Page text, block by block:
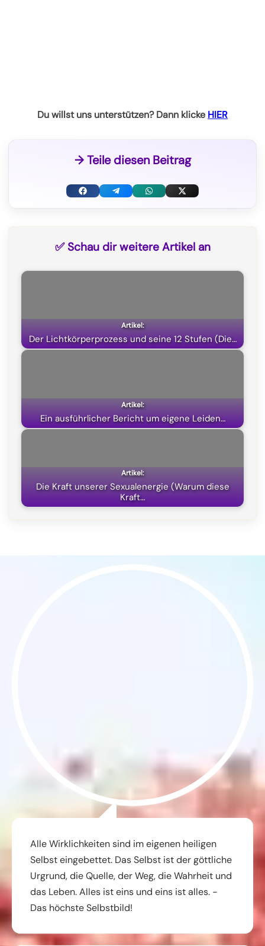
Du willst uns unterstützen? Dann klicke HIER
→ Teile diesen Beitrag
F
o
k
T
a
m
W
p
p
X
T
t
e
✅ Schau dir weitere Artikel an
Der Lichtkörperprozess und seine 12 Stufen (Die…
Ein ausführlicher Bericht um eigene Leiden…
Die Kraft unserer Sexualenergie (Warum diese
Kraft…
Alle Wirklichkeiten sind im eigenen heiligen
Selbst eingebettet. Das Selbst ist der göttliche
Urgrund, die Quelle, der Weg, die Wahrheit und
das Leben. Alles ist eins und eins ist alles. -
Das höchste Selbstbild!